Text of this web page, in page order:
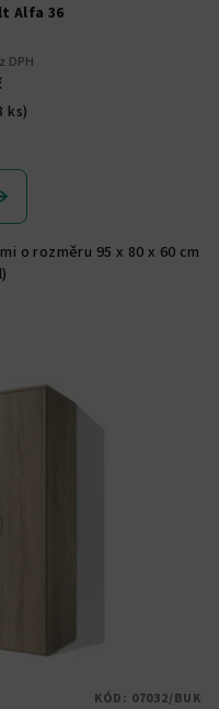
Alfa 36
DPH
ks)
o rozměru 95 x 80 x 60 cm
KÓD: 07032/BUK